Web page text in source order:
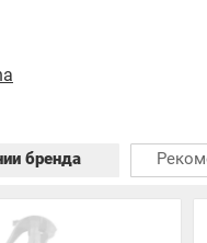
бренда